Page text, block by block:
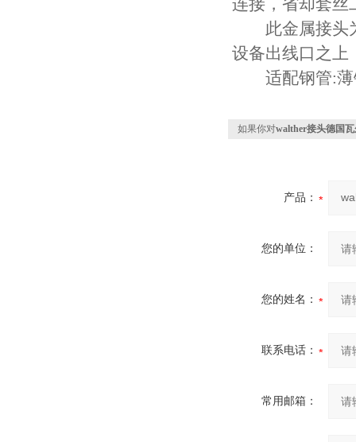
连接，省却套丝
此金属接头为
设备出线口之上
适配钢管:薄
如果你对walther接头德国
产品：
您的单位：
您的姓名：
联系电话：
常用邮箱：